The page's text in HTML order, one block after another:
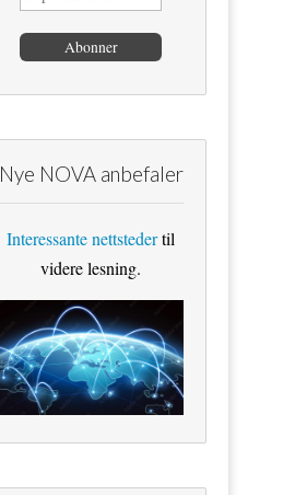
Nye NOVA anbefaler
Interessante nettstedertil
videre lesning.